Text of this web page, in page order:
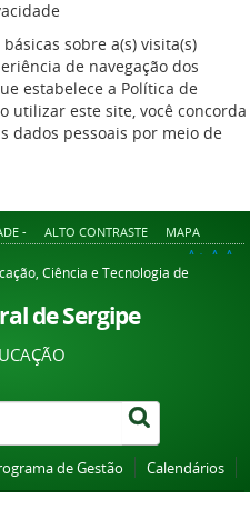
sobre a(s) visita(s)
de navegação dos
estabelece a Política de
utilizar este site, você concorda
dados pessoais por meio de
- ALTO CONTRASTE MAPA
A+ A A-
Ciência e Tecnologia de
de Sergipe
de Gestão Calendários